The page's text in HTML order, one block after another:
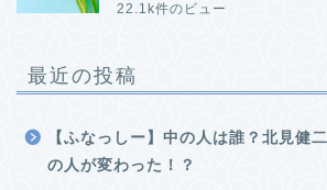
22.1k件のビュー
最近の投稿
【ふなっしー】中の人は誰？北見健
の人が変わった！？